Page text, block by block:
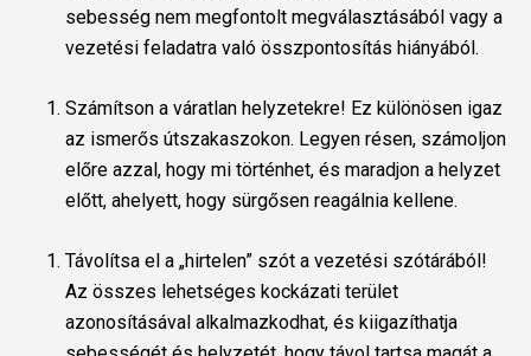
sebesség nem megfontolt megválasztásából vagy a
vezetési feladatra való összpontosítás hiányából.
Számítson a váratlan helyzetekre! Ez különösen igaz
az ismerős útszakaszokon. Legyen résen, számoljon
előre azzal, hogy mi történhet, és maradjon a helyzet
előtt, ahelyett, hogy sürgősen reagálnia kellene.
Távolítsa el a „hirtelen” szót a vezetési szótárából!
Az összes lehetséges kockázati terület
azonosításával alkalmazkodhat, és kiigazíthatja